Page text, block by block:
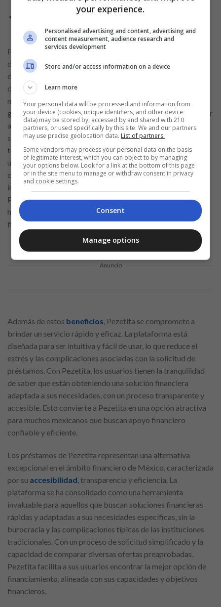
Haz de cada destino una experiencia única con
beneficios de tarjeta de crédito
Pezetita se distingue por sutransparencia
directa con los prestamistas, lo cual es fundamental en casos
donde es necesario reestructurar un préstamo. Los términos
de pago, que oscilan entre 15 y 60 días, son manejados de
manera eficiente a través de la plataforma, la cual facilita la
gestión y el seguimiento continuo del préstamo. Para acceder
a los préstamos de Pezetita, los requisitos son sencillos: los
solicitantes deben tener entre 18 y 65 años, ser mexicanos y
tener una cuenta bancaria a su nombre. Además, se requiere
un documento de identidad vigente (INE o pasaporte), un
comprobante de domicilio reciente y un comprobante de
ingresos. Aunque un buen historial crediticio es valorado,
Pezetita también ofrece opciones para aquellos con un
historial menos favorable, promoviendo la inclusión
financiera.
Anuncio
Además de estos beneficios, Pezetita se compromete a
brindar un servicio rápido y eficaz. La plataforma está
diseñada para ser intuitiva y fácil de usar, lo que reduce el
estrés y las complicaciones asociadas con la solicitud de
préstamos. Con Pezetita, los usuarios tienen la tranquilidad
de saber que están obteniendo una solución financiera
adaptada a sus necesidades, con un proceso transparente y
accesible. Esto convierte a Pezetita en una opción atractiva
para muchos mexicanos que buscan apoyo financiero
confiable y eficiente.
Los préstamos de Pezetita representan una alternativa
excepcional en el ámbito financiero de México, caracterizada
por su accesibilidad , transparencia y eficiencia. La
plataforma se ha consolidado como una herramienta
invaluable para aquellos que buscan soluciones financieras
rápidas y adaptadas a sus necesidades específicas, sin la
burocracia y las complicaciones típicas de las instituciones
tradicionales. Con un proceso de solicitud simplificado y la
capacidad de comparar diversas ofertas preaprobadas,
Pezetita facilita a sus usuarios encontrar la mejor opción de
financiamiento, alineada con sus capacidades y objetivos
financieros.
your experience.
Personalised advertising and content, advertising and
content measurement, audience research and
services development
Store and/or access information on a device
Learn more
Your personal data will be processed and information from
your device (cookies, unique identifiers, and other device
data) may be stored by, accessed by and shared with 210
partners, or used specifically by this site. We and our partners
may use precise geolocation data. List of partners.
Some vendors may process your personal data on the basis
of legitimate interest, which you can object to by managing
your options below. Look for a link at the bottom of this page
or in the site menu to manage or withdraw consent in privacy
and cookie settings.
Consent
Manage options